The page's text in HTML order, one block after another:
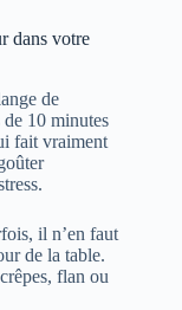
dans votre
de
10 minutes
fait vraiment
il n’en faut
de la table.
flan ou